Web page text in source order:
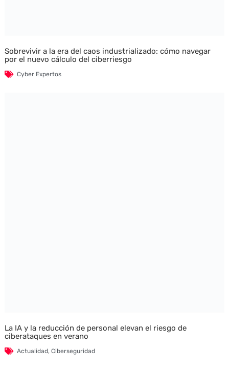
Sobrevivir a la era del caos industrializado: cómo navegar
por el nuevo cálculo del ciberriesgo
Cyber Expertos
La IA y la reducción de personal elevan el riesgo de
ciberataques en verano
Actualidad, Ciberseguridad